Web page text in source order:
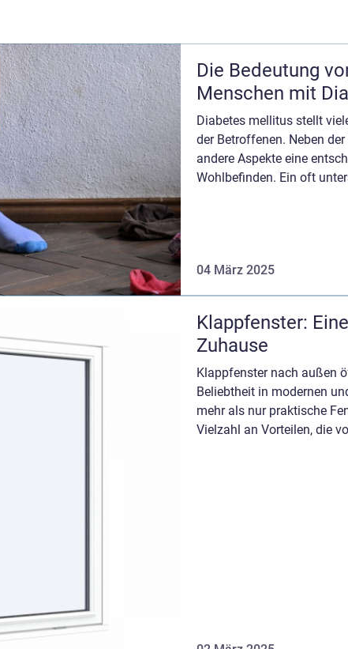
Die Bedeutung
Menschen mit
Diabetes mellitus stellt
der Betroffenen. Neben
andere Aspekte eine
Wohlbefinden. Ein oft
04 März 2025
Klappfenster:
Zuhause
Klappfenster nach außen
Beliebtheit in modernen
mehr als nur praktische
Vielzahl an Vorteilen, die